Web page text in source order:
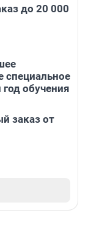
до 20 000
специальное
обучения
заказ от